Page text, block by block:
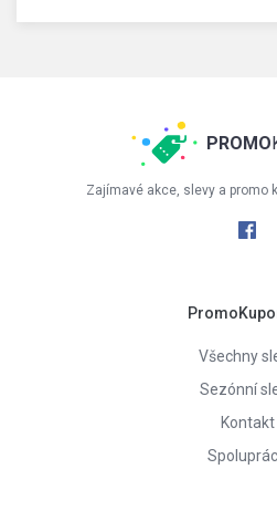
PROMO
Zajímavé akce, slevy a promo
Všechny
Sezónní
Kontakt